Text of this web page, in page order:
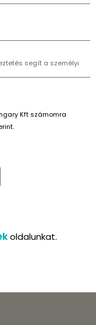
Kft számomra
oldalunkat.